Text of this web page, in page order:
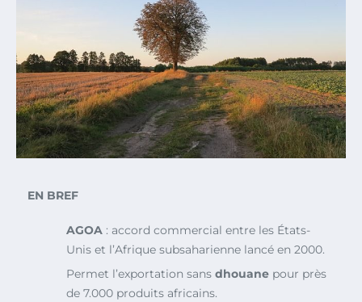
EN BREF
AGOA : accord commercial entre les États-
Unis et l’Afrique subsaharienne lancé en 2000.
Permet l’exportation sans dhouane pour près
de 7.000 produits africains.